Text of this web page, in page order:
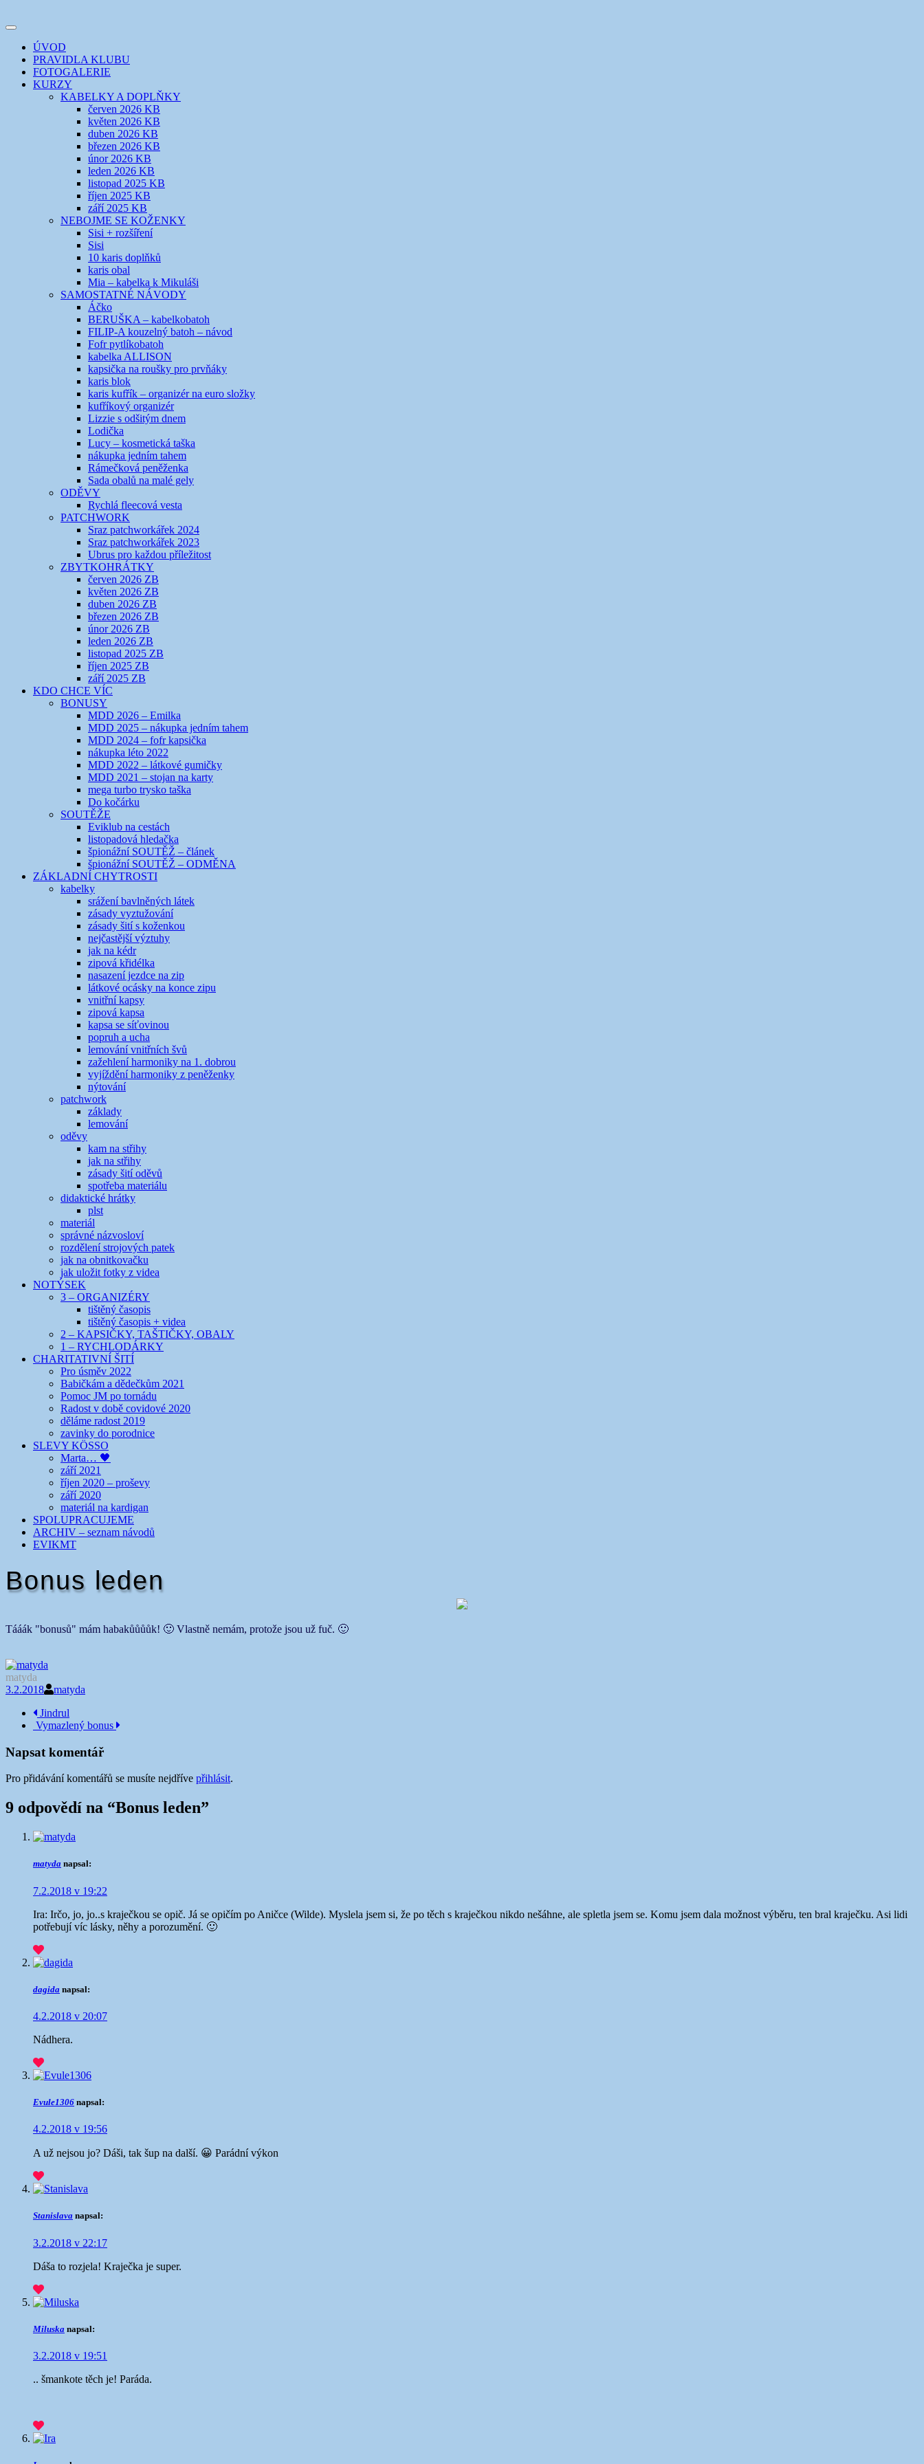
k
webuEVIKLUB
šicí klub
Toggle
navigation
ÚVOD
PRAVIDLA KLUBU
FOTOGALERIE
KURZY
KABELKY A DOPLŇKY
červen 2026 KB
květen 2026 KB
duben 2026 KB
březen 2026 KB
únor 2026 KB
leden 2026 KB
listopad 2025 KB
říjen 2025 KB
září 2025 KB
NEBOJME SE KOŽENKY
Sisi + rozšíření
Sisi
10 karis doplňků
karis obal
Mia – kabelka k Mikuláši
SAMOSTATNÉ NÁVODY
Áčko
BERUŠKA – kabelkobatoh
FILIP-A kouzelný batoh – návod
Fofr pytlíkobatoh
kabelka ALLISON
kapsička na roušky pro prvňáky
karis blok
karis kufřík – organizér na euro složky
kufříkový organizér
Lizzie s odšitým dnem
Lodička
Lucy – kosmetická taška
nákupka jedním tahem
Rámečková peněženka
Sada obalů na malé gely
ODĚVY
Rychlá fleecová vesta
PATCHWORK
Sraz patchworkářek 2024
Sraz patchworkářek 2023
Ubrus pro každou příležitost
ZBYTKOHRÁTKY
červen 2026 ZB
květen 2026 ZB
duben 2026 ZB
březen 2026 ZB
únor 2026 ZB
leden 2026 ZB
listopad 2025 ZB
říjen 2025 ZB
září 2025 ZB
KDO CHCE VÍC
BONUSY
MDD 2026 – Emilka
MDD 2025 – nákupka jedním tahem
MDD 2024 – fofr kapsička
nákupka léto 2022
MDD 2022 – látkové gumičky
MDD 2021 – stojan na karty
mega turbo trysko taška
Do kočárku
SOUTĚŽE
Eviklub na cestách
listopadová hledačka
špionážní SOUTĚŽ – článek
špionážní SOUTĚŽ – ODMĚNA
ZÁKLADNÍ CHYTROSTI
kabelky
srážení bavlněných látek
zásady vyztužování
zásady šití s koženkou
nejčastější výztuhy
jak na kédr
zipová křidélka
nasazení jezdce na zip
látkové ocásky na konce zipu
vnitřní kapsy
zipová kapsa
kapsa se síťovinou
popruh a ucha
lemování vnitřních švů
zažehlení harmoniky na 1. dobrou
vyjíždění harmoniky z peněženky
nýtování
patchwork
základy
lemování
oděvy
kam na střihy
jak na střihy
zásady šití oděvů
spotřeba materiálu
didaktické hrátky
plst
materiál
správné názvosloví
rozdělení strojových patek
jak na obnitkovačku
jak uložit fotky z videa
NOTÝSEK
3 – ORGANIZÉRY
tištěný časopis
tištěný časopis + videa
2 – KAPSIČKY, TAŠTIČKY, OBALY
1 – RYCHLODÁRKY
CHARITATIVNÍ ŠITÍ
Pro úsměv 2022
Babičkám a dědečkům 2021
Pomoc JM po tornádu
Radost v době covidové 2020
děláme radost 2019
zavinky do porodnice
SLEVY KÖSSO
Marta… 🖤
září 2021
říjen 2020 – proševy
září 2020
materiál na kardigan
SPOLUPRACUJEME
ARCHIV – seznam návodů
EVIKMT
Bonus leden
Tááák "bonusů" mám habakůůůůk! 🙂 Vlastně nemám, protože jsou už fuč. 🙂
matyda
3.2.2018
matyda
Navigace
příspěvku
Jindrul
Vymazlený bonus
Napsat komentář
Pro přidávání komentářů se musíte nejdříve přihlásit.
9 odpovědí na “Bonus leden”
matyda napsal:
7.2.2018 v 19:22
Ira: Irčo, jo, jo..s kraječkou se opič. Já se opičím po Aničce (Wilde). Myslela jsem si, že po těch s kraječkou nikdo nešáhne, ale spletla jsem se. Komu jsem dala možnost výběru, ten bral kraječku. Asi lidi
potřebují víc lásky, něhy a porozumění. 🙂
dagida napsal:
4.2.2018 v 20:07
Nádhera.
Evule1306 napsal:
4.2.2018 v 19:56
A už nejsou jo? Dáši, tak šup na další. 😀 Parádní výkon
Stanislava napsal:
3.2.2018 v 22:17
Dáša to rozjela! Kraječka je super.
Miluska napsal:
3.2.2018 v 19:51
.. šmankote těch je! Paráda.